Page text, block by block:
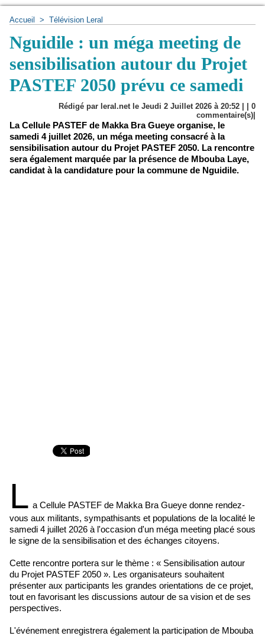
Accueil > Télévision Leral
Nguidile : un méga meeting de
sensibilisation autour du Projet
PASTEF 2050 prévu ce samedi
Rédigé par leral.net le Jeudi 2 Juillet 2026 à 20:52 | | 0
commentaire(s)|
La Cellule PASTEF de Makka Bra Gueye organise, le
samedi 4 juillet 2026, un méga meeting consacré à la
sensibilisation autour du Projet PASTEF 2050. La rencontre
sera également marquée par la présence de Mbouba Laye,
candidat à la candidature pour la commune de Nguidile.
L a Cellule PASTEF de Makka Bra Gueye donne rendez-
vous aux militants, sympathisants et populations de la localité le
samedi 4 juillet 2026 à l'occasion d'un méga meeting placé sous
le signe de la sensibilisation et des échanges citoyens.
Cette rencontre portera sur le thème : « Sensibilisation autour
du Projet PASTEF 2050 ». Les organisateurs souhaitent
présenter aux participants les grandes orientations de ce projet,
tout en favorisant les discussions autour de sa vision et de ses
perspectives.
L'événement enregistrera également la participation de Mbouba